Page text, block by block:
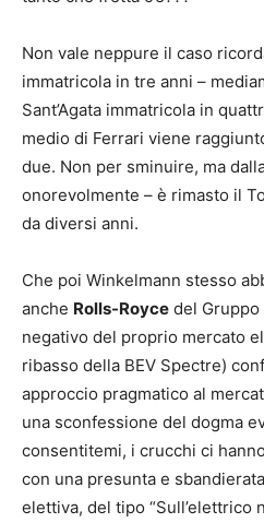
Non vale neppure il caso
immatricola in tre anni –
Sant’Agata immatricola in
medio di Ferrari viene
due. Non per sminuire, ma
onorevolmente – è rimasto il
da diversi anni.
Che poi Winkelmann stesso
anche Rolls-Royce del Gruppo
negativo del proprio mercato
ribasso della BEV Spectre)
approccio pragmatico al
una sconfessione del dogma
consentitemi, i crucchi ci
con una presunta e
elettiva, del tipo “Sull’elettrico